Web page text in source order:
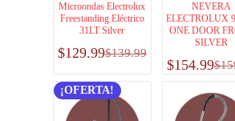
Microondas Electrolux
Freestanding Eléctrico
31LT Silver
$139.99
$129.99
NEVERA
ELECTROLUX
ONE DOOR
SILVER
$
$154.99
¡OFERTA!